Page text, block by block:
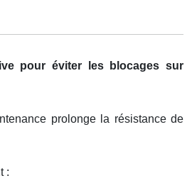
pour éviter les blocages sur
prolonge la résistance de
: